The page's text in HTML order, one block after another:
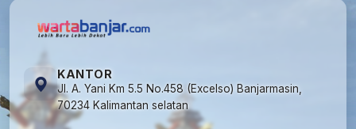
KANTOR
Jl. A. Yani Km 5.5 No.458 (Excelso) Banjarmasin,
70234 Kalimantan selatan